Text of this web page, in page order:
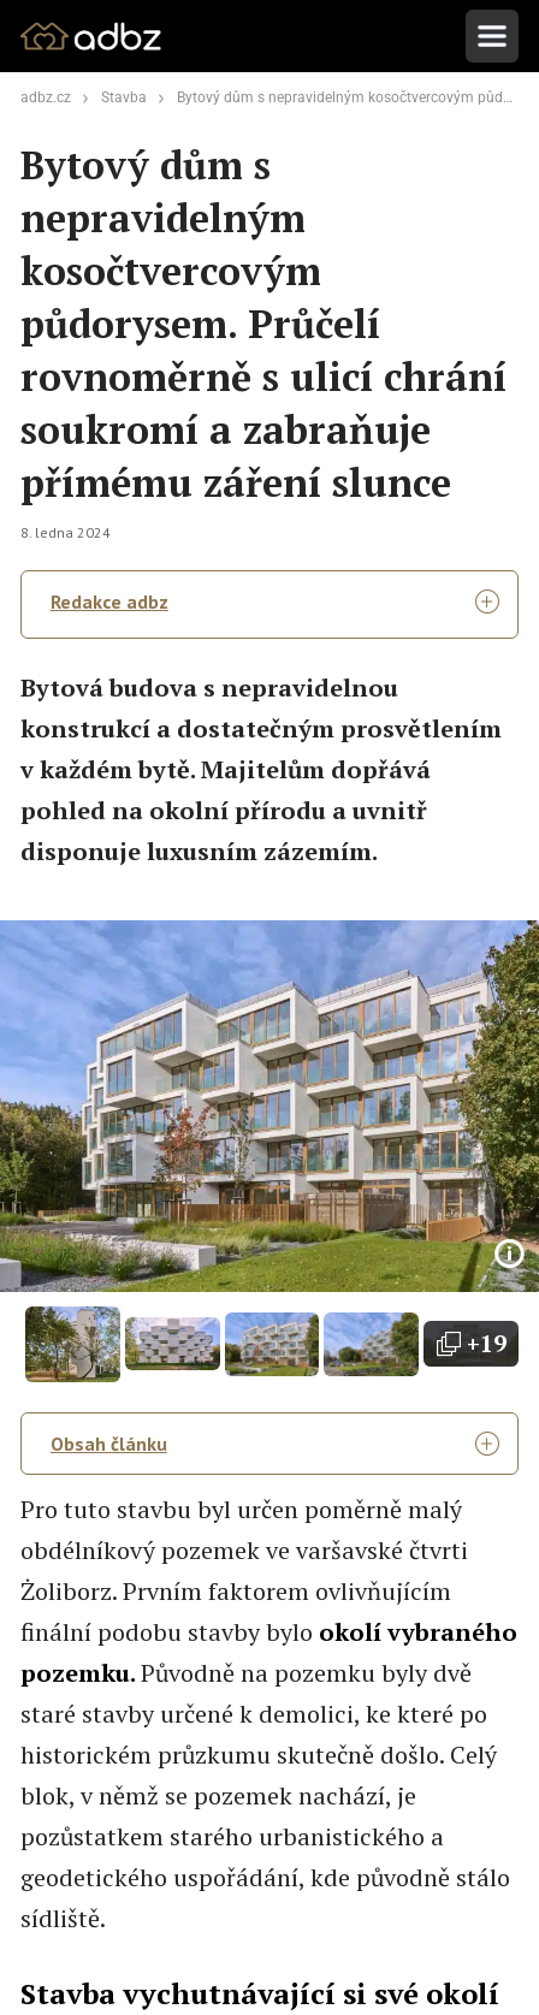
adbz.cz Stavba Bytový dům s nepravidelným kosočtvercovým půdorysem. Průčelí rovnoměrně s ulicí chrání soukromí a zabraňuje přímému záření slunce
Bytový dům s
nepravidelným
kosočtvercovým
půdorysem. Průčelí
rovnoměrně s ulicí chrání
soukromí a zabraňuje
přímému záření slunce
8. ledna 2024
Redakce adbz
Bytová budova s nepravidelnou
konstrukcí a dostatečným prosvětlením
v každém bytě. Majitelům dopřává
pohled na okolní přírodu a uvnitř
disponuje luxusním zázemím.
+19
Obsah článku
Pro tuto stavbu byl určen poměrně malý
obdélníkový pozemek ve varšavské čtvrti
Żoliborz. Prvním faktorem ovlivňujícím
finální podobu stavby bylo okolí vybraného
pozemku.Původně na pozemku byly dvě
staré stavby určené k demolici, ke které po
historickém průzkumu skutečně došlo. Celý
blok, v němž se pozemek nachází, je
pozůstatkem starého urbanistického a
geodetického uspořádání, kde původně stálo
sídliště.
Stavba vychutnávající si své okolí